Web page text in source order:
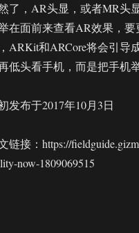
了，AR头显，或者MR头
在面前来查看AR效果，
ARKit和ARCore将会引导
低头看手机，而是把手机
发布于2017年10月3日
链接：https://
now-1809069515